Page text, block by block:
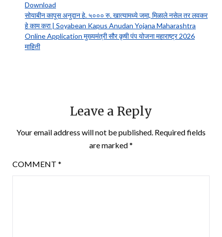
Download
सोयाबीन कापूस अनुदान हे. ५००० रु. खात्यामध्ये जमा, मिळाले नसेल तर लवकर
हे काम करा | Soyabean Kapus Anudan Yojana Maharashtra
Online Application मुख्यमंत्री सौर कृषी पंप योजना महाराष्ट्र 2026
माहिती
Leave a Reply
Your email address will not be published. Required fields
are marked*
COMMENT *